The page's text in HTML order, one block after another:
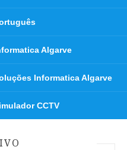
UNV
Hikvision
em Viatura
Algarve
Informatica Algarve
CCTV